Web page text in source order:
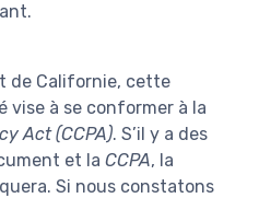
de Californie, cette
à se conformer à la
Act (CCPA). S’il y a des
et la CCPA, la
Si nous constatons